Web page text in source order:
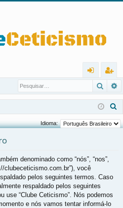
ra
r
eg
ist
ra
s
Idioma:
denominado como “nós”, “nos”,
clubeceticismo.com.br”), você
pelos seguintes termos. Caso
respaldado pelos seguintes
use “Clube Ceticismo”. Nós podemos
e nós vamos tentar informá-lo